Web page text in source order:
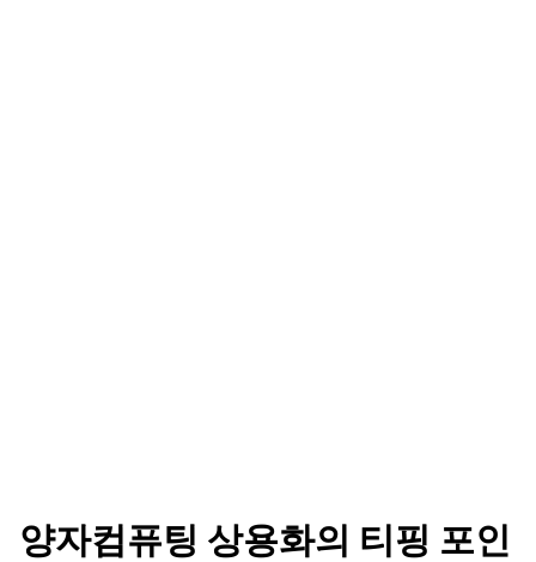
양자컴퓨팅 상용화의 티핑 포인